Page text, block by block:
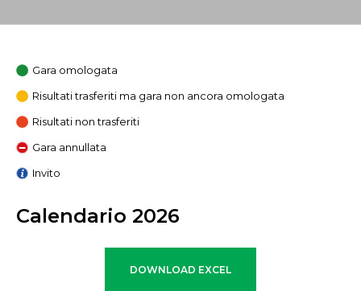
Gara omologata
Risultati trasferiti ma gara non ancora omologata
Risultati non trasferiti
Gara annullata
Invito
Calendario 2026